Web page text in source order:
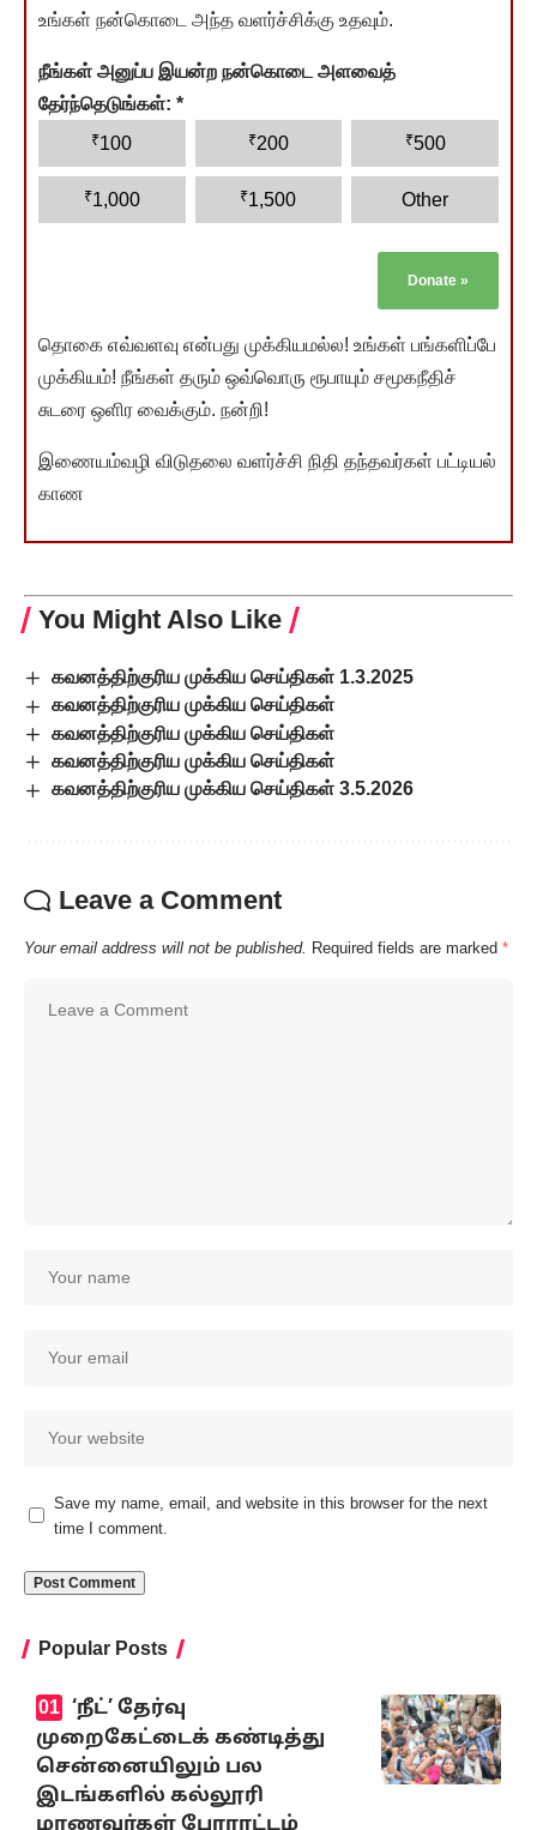
உங்கள் நன்கொடை அந்த வளர்ச்சிக்கு உதவும்.
நீங்கள் அனுப்ப இயன்ற நன்கொடை அளவைத்
தேர்ந்தெடுங்கள்: *
₹100 ₹200 ₹500
₹1,000 ₹1,500 Other
Donate »
தொகை எவ்வளவு என்பது முக்கியமல்ல! உங்கள் பங்களிப்பே
முக்கியம்! நீங்கள் தரும் ஒவ்வொரு ரூபாயும் சமூகநீதிச்
சுடரை ஒளிர வைக்கும். நன்றி!
இணையம்வழி விடுதலை வளர்ச்சி நிதி தந்தவர்கள் பட்டியல்
காண
You Might Also Like
கவனத்திற்குரிய முக்கிய செய்திகள் 1.3.2025
கவனத்திற்குரிய முக்கிய செய்திகள்
கவனத்திற்குரிய முக்கிய செய்திகள்
கவனத்திற்குரிய முக்கிய செய்திகள்
கவனத்திற்குரிய முக்கிய செய்திகள் 3.5.2026
Leave a Comment
Your email address will not be published. Required fields are marked *
Save my name, email, and website in this browser for the next
time I comment.
Popular Posts
‘நீட்’ தேர்வு
முறைகேட்டைக் கண்டித்து
சென்னையிலும் பல
இடங்களில் கல்லூரி